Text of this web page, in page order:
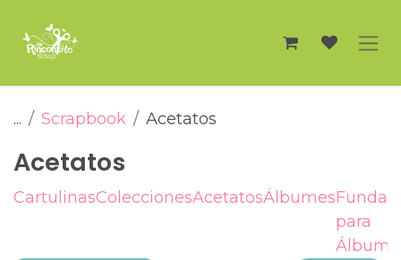
... Scrapbook Acetatos
Acetatos
CartulinasColeccionesAcetatosÁlbumesFundas
para